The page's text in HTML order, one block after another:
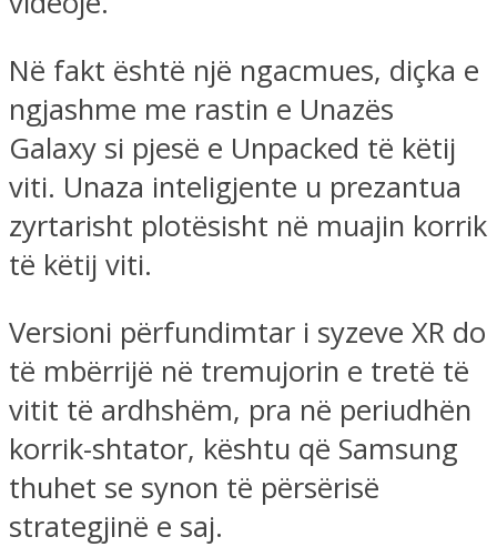
Në fakt është një ngacmues, diçka e
ngjashme me rastin e Unazës
Galaxy si pjesë e Unpacked të këtij
viti. Unaza inteligjente u prezantua
zyrtarisht plotësisht në muajin korrik
të këtij viti.
Versioni përfundimtar i syzeve XR do
të mbërrijë në tremujorin e tretë të
vitit të ardhshëm, pra në periudhën
korrik-shtator, kështu që Samsung
thuhet se synon të përsërisë
strategjinë e saj.